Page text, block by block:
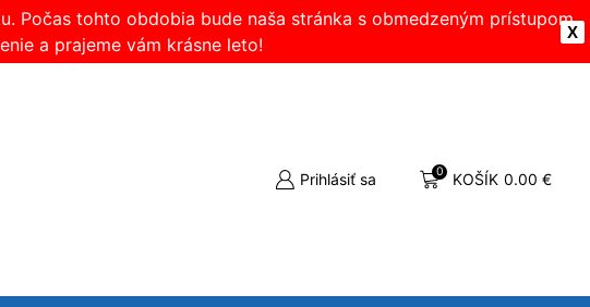
X
Počas tohto obdobia bude naša stránka s obmedzeným prístupom.
a prajeme vám krásne leto!
Prihlásiť sa 0 KOŠÍK 0.00 €